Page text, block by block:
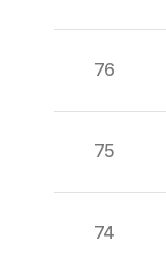
76
75
74